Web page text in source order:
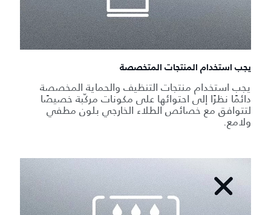
يجب استخدام المنتجات المتخصصة
يجب استخدام منتجات التنظيف والحماية المخصصة
دائمًا نظرًا إلى احتوائها على مكونات مركّبة خصيصًا
لتتوافق مع خصائص الطلاء الخارجي بلون مطفي
ولامع.